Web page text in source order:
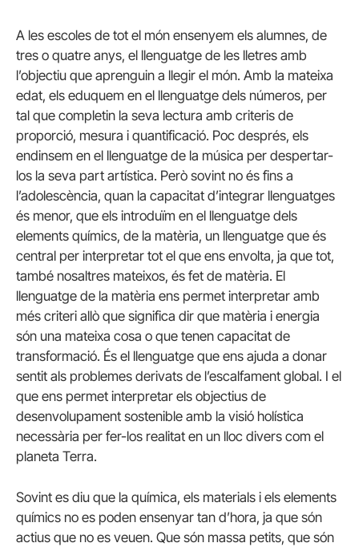
A les escoles de tot el món ensenyem els alumnes, de
tres o quatre anys, el llenguatge de les lletres amb
l’objectiu que aprenguin a llegir el món. Amb la mateixa
edat, els eduquem en el llenguatge dels números, per
tal que completin la seva lectura amb criteris de
proporció, mesura i quantificació. Poc després, els
endinsem en el llenguatge de la música per despertar-
los la seva part artística. Però sovint no és fins a
l’adolescència, quan la capacitat d’integrar llenguatges
és menor, que els introduïm en el llenguatge dels
elements químics, de la matèria, un llenguatge que és
central per interpretar tot el que ens envolta, ja que tot,
també nosaltres mateixos, és fet de matèria. El
llenguatge de la matèria ens permet interpretar amb
més criteri allò que significa dir que matèria i energia
són una mateixa cosa o que tenen capacitat de
transformació. És el llenguatge que ens ajuda a donar
sentit als problemes derivats de l’escalfament global. I el
que ens permet interpretar els objectius de
desenvolupament sostenible amb la visió holística
necessària per fer-los realitat en un lloc divers com el
planeta Terra.
Sovint es diu que la química, els materials i els elements
químics no es poden ensenyar tan d’hora, ja que són
actius que no es veuen. Que són massa petits, que són